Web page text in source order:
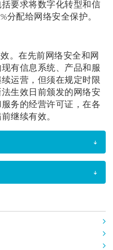
要求将数字化转型和信
分配给网络安全保护。
。在先前网络安全和网
有信息系统、产品和服
运营，但须在规定时限
生效日前颁发的网络安
务的经营许可证，在各
继续有效。